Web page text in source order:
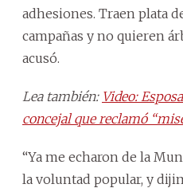
adhesiones. Traen plata
campañas y no quieren
acusó.
Lea también: Video:
concejal que reclamó
“Ya me echaron de la
la voluntad popular, y